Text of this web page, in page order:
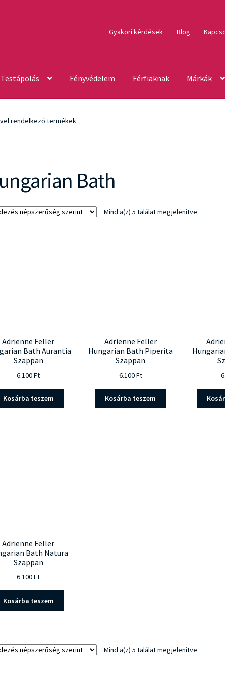
Gyakori kérdések Blog
Testápolás Fényvédelem Férfiaknak Márkák
rendelkező termékek
Bath
Mind a(z) 5 találat megjelenítveSorted
Adrienne Feller
Bath Aurantia
Szappan
6.100Ft
Kosárba teszem
Adrienne Feller
Hungarian Bath Piperita
Szappan
6.100Ft
Kosárba teszem
Adrienne Feller
Bath Natura
Szappan
6.100Ft
Kosárba teszem
Mind a(z) 5 találat megjelenítveSorted